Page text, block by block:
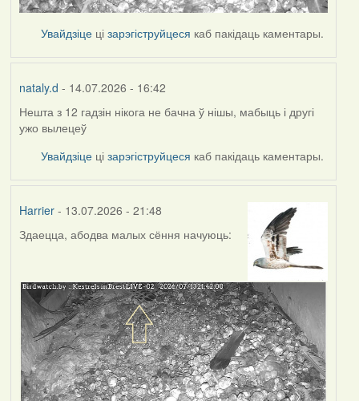
Увайдзіце цізарэгіструйцеся каб пакідаць каментары.
nataly.d - 14.07.2026 - 16:42
Нешта з 12 гадзін нікога не бачна ў нішы, мабыць і другі
ужо вылецеў
Увайдзіце цізарэгіструйцеся каб пакідаць каментары.
Harrier- 13.07.2026 - 21:48
Здаецца, абодва малых сёння начуюць: